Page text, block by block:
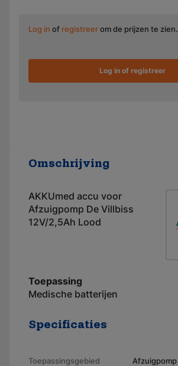
Log in of registreerom de prijzen te zien.
Log in of registreer
Omschrijving
AKKUmed accu voor
Afzuigpomp De Villbiss
12V/2,5Ah Lood
Toepassing
Medische batterijen
Specificaties
Toepassingsgebied Afzuigpomp